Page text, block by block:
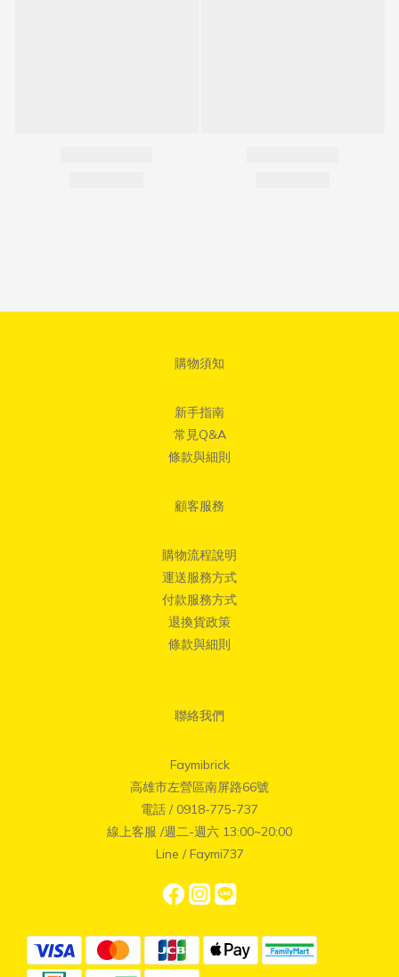
購物須知
新手指南
常見Q&A
條款與細則
顧客服務
購物流程說明
運送服務方式
付款服務方式
退換貨政策
條款與細則
聯絡我們
Faymibrick
高雄市左營區南屏路66號
電話 / 0918-775-737
線上客服 /週二-週六 13:00~20:00
Line / Faymi737